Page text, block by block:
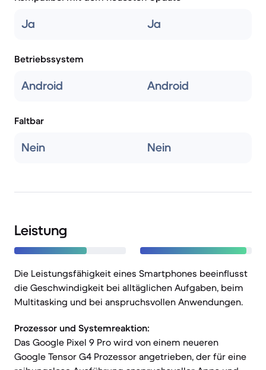
Ja Ja
Betriebssystem
Android Android
Faltbar
Nein Nein
Leistung
Die Leistungsfähigkeit eines Smartphones beeinflusst
die Geschwindigkeit bei alltäglichen Aufgaben, beim
Multitasking und bei anspruchsvollen Anwendungen.
Prozessor und Systemreaktion:
Das Google Pixel 9 Pro wird von einem neueren
Google Tensor G4 Prozessor angetrieben, der für eine